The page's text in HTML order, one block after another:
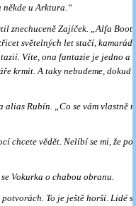
někde u Arktura.“
znechuceně Zajíček. „Alfa
světelných let stačí,
Víte, ona fantazie je jedno a
krmit. A taky nebude­me, dokud
Rubín. „Co se vám vlastně
chcete vědět. Nelíbí se mi, že
Vokurka o chabou obranu.
To je ještě horší. Lidé